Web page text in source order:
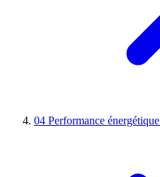
04 Performance énergétique